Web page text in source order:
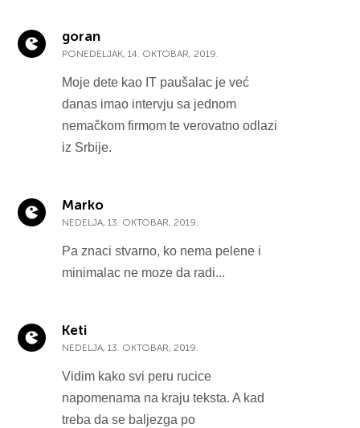
goran
PONEDELJAK, 14. OKTOBAR, 2019.
Moje dete kao IT paušalac je već
danas imao intervju sa jednom
nemačkom firmom te verovatno odlazi
iz Srbije.
Marko
NEDELJA, 13. OKTOBAR, 2019.
Pa znaci stvarno, ko nema pelene i
minimalac ne moze da radi...
Keti
NEDELJA, 13. OKTOBAR, 2019.
Vidim kako svi peru rucice
napomenama na kraju teksta. A kad
treba da se baljezga po